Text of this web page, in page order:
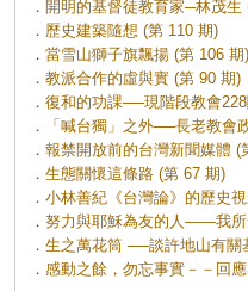
． 開明的基督徒教育家─林茂生
． 歷史建築隨想 (第 110 期)
． 當雪山獅子旗飄揚 (第 106 期)
． 教派合作的虛與實 (第 90 期)
． 復和的功課──現階段教會
．
「喊台獨」之外──長老教會
． 報禁開放前的台灣新聞媒體 (
． 生態關懷這條路 (第 67 期)
． 小林善紀《台灣論》的歷史
． 努力與耶穌為友的人——我所
． 生之萬花筒 ──談許地山有關
． 感動之餘，勿忘事實－－回